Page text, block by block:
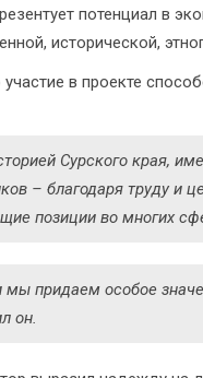
потенциал в
исторической,
в проекте
Сурского края,
– благодаря труду и
позиции во многих
мы придаем особое
он.